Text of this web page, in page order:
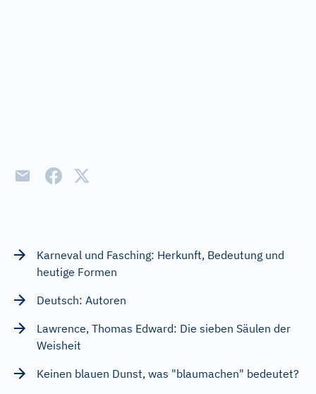
Karneval und Fasching: Herkunft, Bedeutung und
heutige Formen
Deutsch: Autoren
Lawrence, Thomas Edward: Die sieben Säulen der
Weisheit
Keinen blauen Dunst, was "blaumachen" bedeutet?